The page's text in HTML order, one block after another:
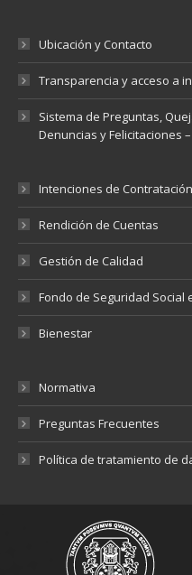
Ubicación y Contacto
Transparencia y acceso a
Sistema de Preguntas,
Denuncias y Felicitaciones –
Intenciones de Contratación
Rendición de Cuentas
Gestión de Calidad
Fondo de Seguridad Social
Bienestar
Normativa
Preguntas Frecuentes
Política de tratamiento de